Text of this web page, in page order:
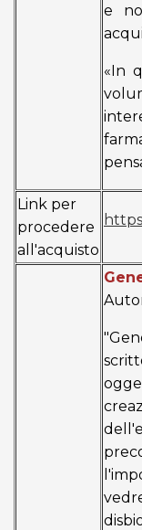
e
«In
Link per
procedere
all'acquisto